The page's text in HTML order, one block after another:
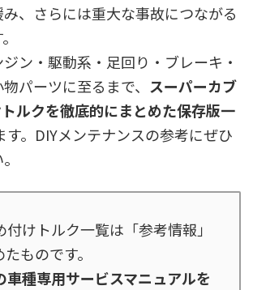
、さらには重大な事故につながる
ン・駆動系・足回り・ブレーキ・
パーツに至るまで、 スーパーカブ
ルクを徹底的にまとめた保存版一
す。DIYメンテナンスの参考にぜひ
けトルク一覧は「参考情報」
ものです。
車種専用サービスマニュアルを